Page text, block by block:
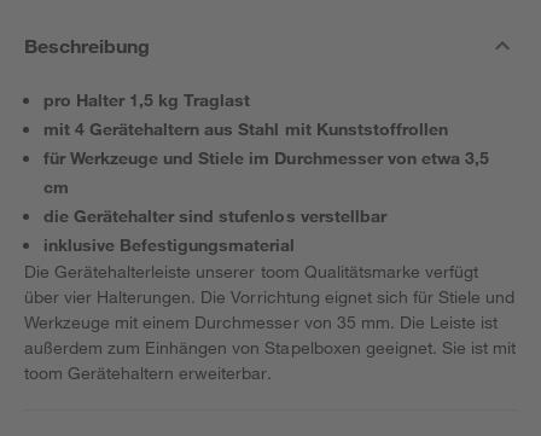
Beschreibung
pro Halter 1,5 kg Traglast
mit 4 Gerätehaltern aus Stahl mit Kunststoffrollen
für Werkzeuge und Stiele im Durchmesser von etwa 3,5
cm
die Gerätehalter sind stufenlos verstellbar
inklusive Befestigungsmaterial
Die Gerätehalterleiste unserer toom Qualitätsmarke verfügt
über vier Halterungen. Die Vorrichtung eignet sich für Stiele und
Werkzeuge mit einem Durchmesser von 35 mm. Die Leiste ist
außerdem zum Einhängen von Stapelboxen geeignet. Sie ist mit
toom Gerätehaltern erweiterbar.